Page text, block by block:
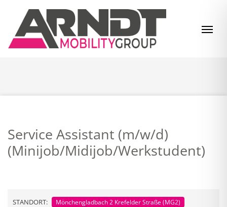
Zum Inhalt springen
Service Assistant (m/w/d)
(Minijob/Midijob/Werkstudent)
STANDORT: Mönchengladbach 2 Krefelder Straße (MG2)